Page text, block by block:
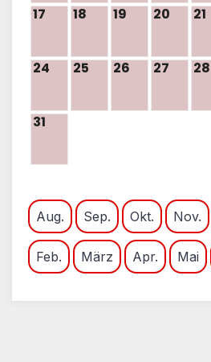
17 18 19 20 21
24 25 26 27 28
31
Aug. Sep. Okt. Nov.
Feb. März Apr. Mai